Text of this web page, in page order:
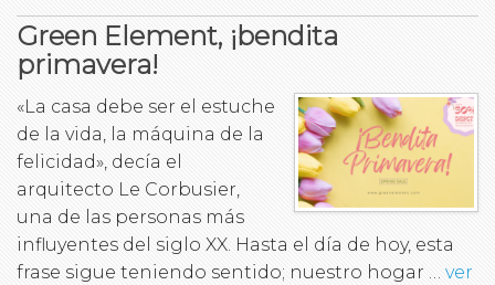
Green Element, ¡bendita
primavera!
«La casa debe ser el estuche
de la vida, la máquina de la
felicidad», decía el
arquitecto Le Corbusier,
una de las personas más
influyentes del siglo XX. Hasta el día de hoy, esta
frase sigue teniendo sentido; nuestro hogar … ver